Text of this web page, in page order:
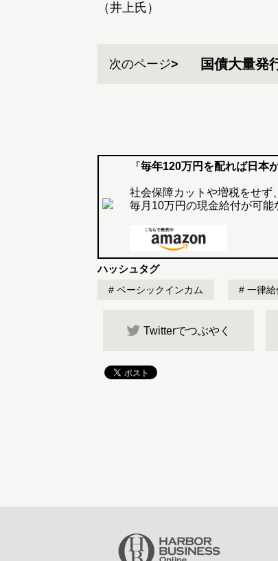
（井上氏）
次のページ 国債大量発
『毎年120万円を配れば日本
社会保障カットや増税をせず
毎月10万円の現金給付が可能
ハッシュタグ
ベーシックインカム 一律給
Twitterでつぶやく